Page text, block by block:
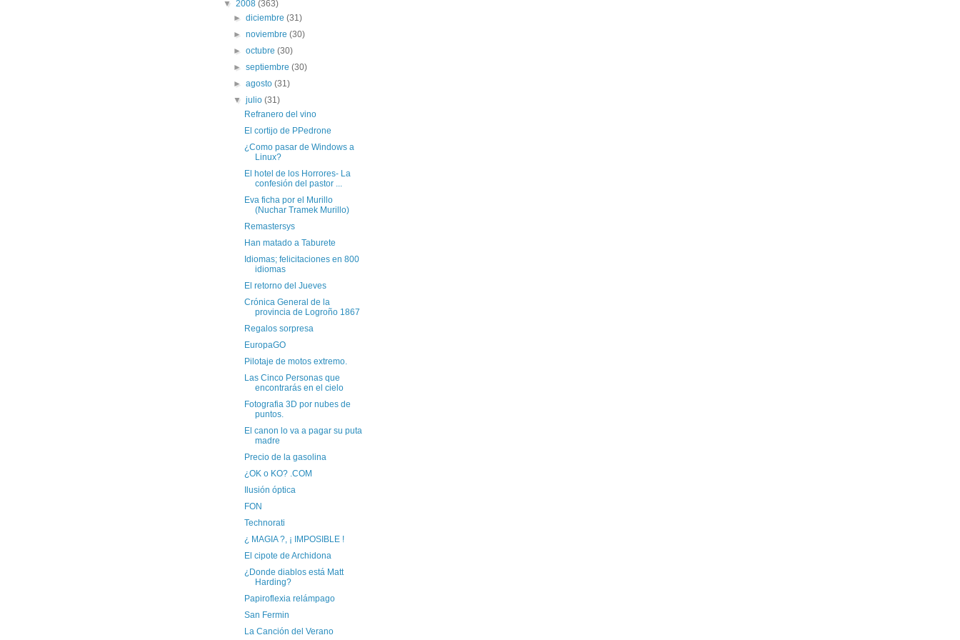
▼ 2008 (363)
►diciembre(31)
►noviembre(30)
►octubre(30)
►septiembre(30)
►agosto(31)
▼julio(31)
Refranero del vino
El cortijo de PPedrone
¿Como pasar de Windows a
Linux?
El hotel de los Horrores- La
confesión del pastor ...
Eva ficha por el Murillo
(Nuchar Tramek Murillo)
Remastersys
Han matado a Taburete
Idiomas; felicitaciones en 800
idiomas
El retorno del Jueves
Crónica General de la
provincia de Logroño 1867
Regalos sorpresa
EuropaGO
Pilotaje de motos extremo.
Las Cinco Personas que
encontrarás en el cielo
Fotografia 3D por nubes de
puntos.
El canon lo va a pagar su puta
madre
Precio de la gasolina
¿OK o KO? .COM
Ilusión óptica
FON
Technorati
¿ MAGIA ?, ¡ IMPOSIBLE !
El cipote de Archidona
¿Donde diablos está Matt
Harding?
Papiroflexia relámpago
San Fermin
La Canción del Verano